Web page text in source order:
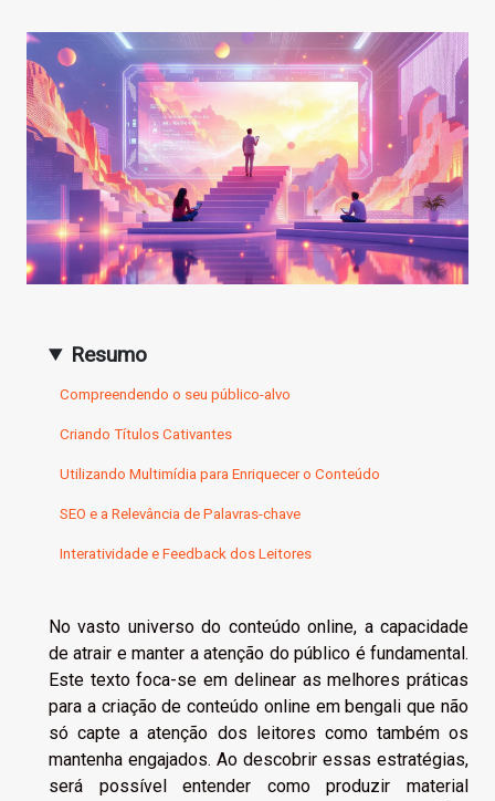
Resumo
Compreendendo o seu público-alvo
Criando Títulos Cativantes
Utilizando Multimídia para Enriquecer o Conteúdo
SEO e a Relevância de Palavras-chave
Interatividade e Feedback dos Leitores
No vasto universo do conteúdo online, a capacidade
de atrair e manter a atenção do público é fundamental.
Este texto foca-se em delinear as melhores práticas
para a criação de conteúdo online em bengali que não
só capte a atenção dos leitores como também os
mantenha engajados. Ao descobrir essas estratégias,
será possível entender como produzir material